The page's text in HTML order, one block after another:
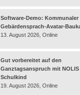
Software-Demo: Kommunaler
Gebärdensprach-Avatar-
13. August 2026, Online
Gut vorbereitet auf den
Ganztagsanspruch mit NOLIS |
Schulkind
19. August 2026, Online